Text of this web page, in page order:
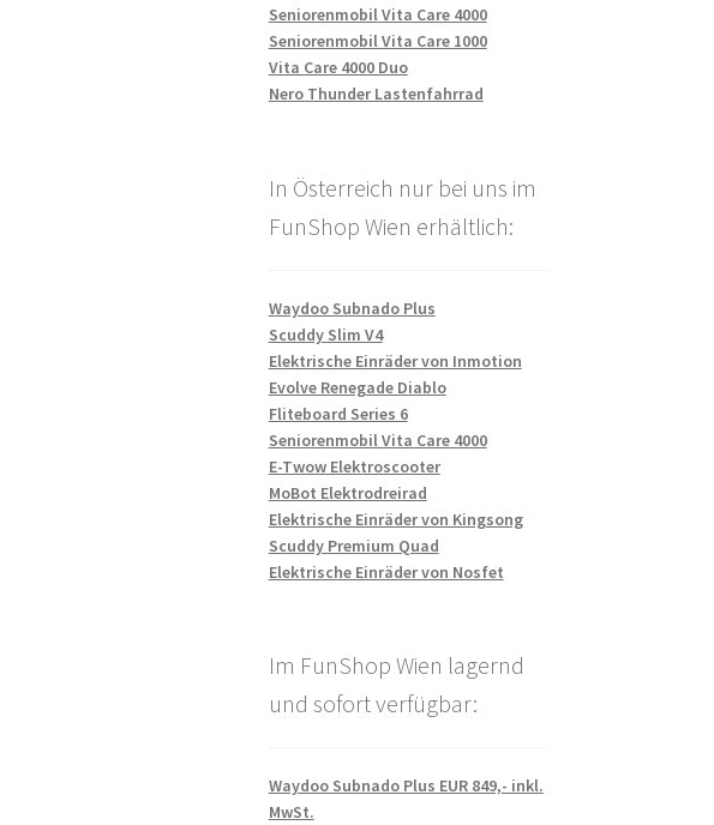
Seniorenmobil Vita Care 4000
Seniorenmobil Vita Care 1000
Vita Care 4000 Duo
Nero Thunder Lastenfahrrad
In Österreich nur bei uns im
FunShop Wien erhältlich:
Waydoo Subnado Plus
Scuddy Slim V4
Elektrische Einräder von Inmotion
Evolve Renegade Diablo
Fliteboard Series 6
Seniorenmobil Vita Care 4000
E-Twow Elektroscooter
MoBot Elektrodreirad
Elektrische Einräder von Kingsong
Scuddy Premium Quad
Elektrische Einräder von Nosfet
Im FunShop Wien lagernd
und sofort verfügbar:
Waydoo Subnado Plus EUR 849,- inkl.
MwSt.